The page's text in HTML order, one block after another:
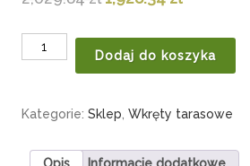
Dodaj do koszyka
Kategorie: Sklep Wkręty tarasowe
Opis Informacje dodatkowe